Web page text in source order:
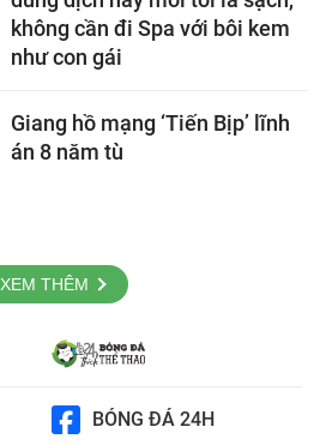
không cần đi Spa với bôi kem
như con gái
Giang hồ mạng ‘Tiến Bịp’ lĩnh
án 8 năm tù
XEM THÊM
BÓNG ĐÁ 24H